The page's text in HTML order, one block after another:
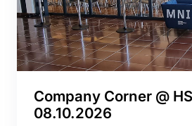
Company Corner @
08.10.2026